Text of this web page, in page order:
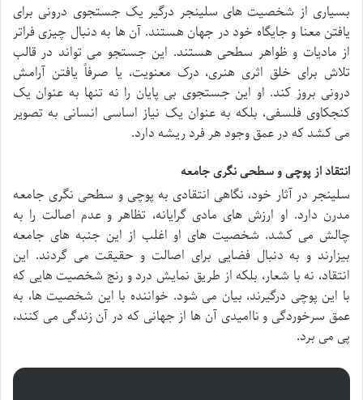
بسیاری از شخصیت های سلینجر درگیر یک جستجوی درونی برای
یافتن معنا و جایگاه خود در جهان هستند. آن ها به دنبال چیزی فراتر
از مادیات و ظواهر سطحی هستند. این جستجو می تواند در قالب
تلاش برای خلق اثری هنری، درک معنویت، یا صرفاً یافتن آرامش
درونی بروز کند. او این جستجوی بی پایان را نه تنها به عنوان یک
کنجکاوی فلسفی، بلکه به عنوان یک نیاز اساسی انسانی به تصویر
می کشد که در عمق وجود هر فرد ریشه دارد.
انتقاد از پوچی و سطحی نگری جامعه
سلینجر در آثار خود، نگاهی انتقادی به پوچی و سطحی نگری جامعه
مدرن دارد. او ارزش های مادی گرایانه، تظاهر و عدم اصالت را به
چالش می کشد. شخصیت های او اغلب از این جنبه های جامعه
بیزارند و به دنبال فضایی برای اصالت و حقیقت می گردند. این
انتقاد، نه با شعار، بلکه از طریق نمایش درد و رنج شخصیت هایی که
با این پوچی درگیرند، بیان می شود. خواننده با این شخصیت ها، به
عمق سرخوردگی و ناامیدی آن ها از جهانی که در آن زندگی می کنند،
پی می برد.